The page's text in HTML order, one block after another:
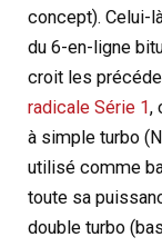
concept). Celui-
du 6-en-ligne
croit les
radicale Série 1,
à simple turbo
utilisé comme
toute sa
double turbo